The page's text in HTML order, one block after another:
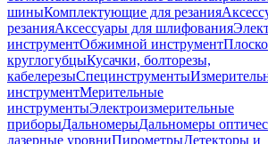
шиныКомплектующие для резания
резанияАксессуары для шлифования
инструментОбжимной инструмент
круглогубцыКусачки, болторезы,
кабелерезыСпецинструменты
инструментМерительные
инструментыЭлектроизмерительные
приборыДальномерыДальномеры
лазерные уровниПирометрыДетекторы и